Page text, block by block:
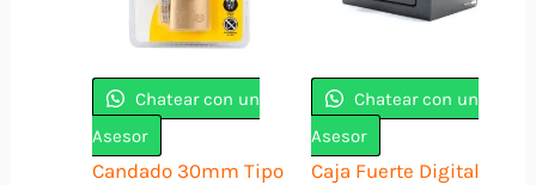
Chatear con un
Asesor
Candado 30mm Tipo
Chatear con un
Asesor
Caja Fuerte Digital